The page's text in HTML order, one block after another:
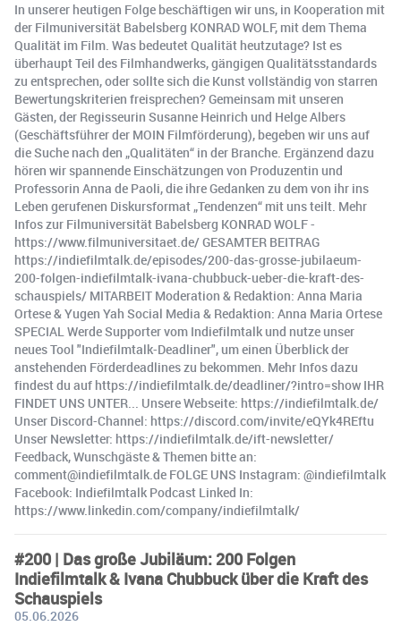
In unserer heutigen Folge beschäftigen wir uns, in Kooperation mit
der Filmuniversität Babelsberg KONRAD WOLF, mit dem Thema
Qualität im Film. Was bedeutet Qualität heutzutage? Ist es
überhaupt Teil des Filmhandwerks, gängigen Qualitätsstandards
zu entsprechen, oder sollte sich die Kunst vollständig von starren
Bewertungskriterien freisprechen? Gemeinsam mit unseren
Gästen, der Regisseurin Susanne Heinrich und Helge Albers
(Geschäftsführer der MOIN Filmförderung), begeben wir uns auf
die Suche nach den „Qualitäten“ in der Branche. Ergänzend dazu
hören wir spannende Einschätzungen von Produzentin und
Professorin Anna de Paoli, die ihre Gedanken zu dem von ihr ins
Leben gerufenen Diskursformat „Tendenzen“ mit uns teilt. Mehr
Infos zur Filmuniversität Babelsberg KONRAD WOLF -
https://www.filmuniversitaet.de/ GESAMTER BEITRAG
https://indiefilmtalk.de/episodes/200-das-grosse-jubilaeum-
200-folgen-indiefilmtalk-ivana-chubbuck-ueber-die-kraft-des-
schauspiels/ MITARBEIT Moderation & Redaktion: Anna Maria
Ortese & Yugen Yah Social Media & Redaktion: Anna Maria Ortese
SPECIAL Werde Supporter vom Indiefilmtalk und nutze unser
neues Tool "Indiefilmtalk-Deadliner", um einen Überblick der
anstehenden Förderdeadlines zu bekommen. Mehr Infos dazu
findest du auf https://indiefilmtalk.de/deadliner/?intro=show IHR
FINDET UNS UNTER... Unsere Webseite: https://indiefilmtalk.de/
Unser Discord-Channel: https://discord.com/invite/eQYk4REftu
Unser Newsletter: https://indiefilmtalk.de/ift-newsletter/
Feedback, Wunschgäste & Themen bitte an:
comment@indiefilmtalk.de FOLGE UNS Instagram: @indiefilmtalk
Facebook: Indiefilmtalk Podcast Linked In:
https://www.linkedin.com/company/indiefilmtalk/
#200 | Das große Jubiläum: 200 Folgen
Indiefilmtalk & Ivana Chubbuck über die Kraft des
Schauspiels
05.06.2026